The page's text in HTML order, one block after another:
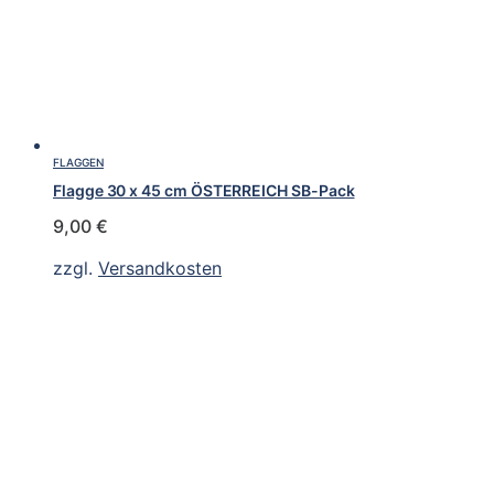
FLAGGEN
Flagge 30 x 45 cm ÖSTERREICH SB-Pack
9,00 €
zzgl. Versandkosten